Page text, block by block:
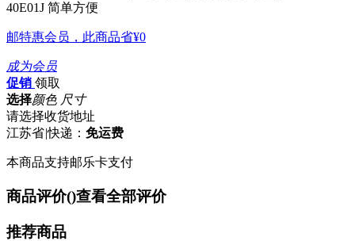
40E01J 简单方便
邮特惠会员，此商品省¥0
成为会员
促销 领取
选择颜色 尺寸
请选择收货地址
江苏省|快递： 免运费
本商品支持邮乐卡支付
商品评价()查看全部评价
推荐商品